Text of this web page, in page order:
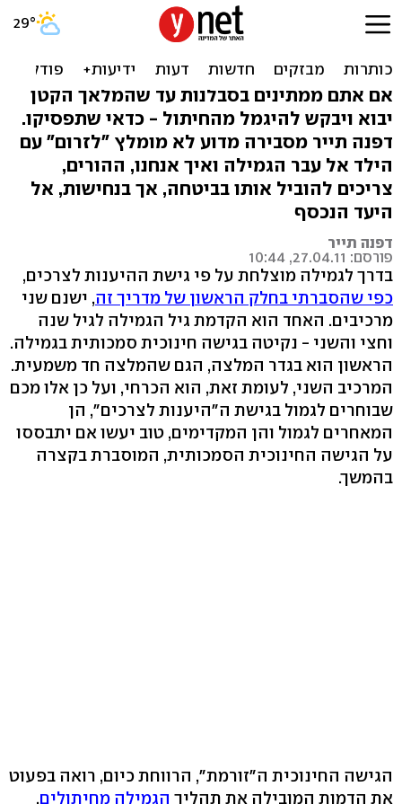
פשוט אומרים די: יוצאים
לדרך הגמילה מחיתולים
אם אתם ממתינים בסבלנות עד שהמלאך הקטן
יבוא ויבקש להיגמל מהחיתול - כדאי שתפסיקו.
דפנה תייר מסבירה מדוע לא מומלץ "לזרום" עם
הילד אל עבר הגמילה ואיך אנחנו, ההורים,
צריכים להוביל אותו בביטחה, אך בנחישות, אל
היעד הנכסף
דפנה תייר
פורסם: 27.04.11, 10:44
בדרך לגמילה מוצלחת על פי גישת ההיענות לצרכים,
כפי שהסברתי בחלק הראשון של מדריך זה, ישנם שני
מרכיבים. האחד הוא הקדמת גיל הגמילה לגיל שנה
וחצי והשני - נקיטה בגישה חינוכית סמכותית בגמילה.
הראשון הוא בגדר המלצה, הגם שהמלצה חד משמעית.
המרכיב השני, לעומת זאת, הוא הכרחי, ועל כן אלו מכם
שבוחרים לגמול בגישת ה"היענות לצרכים", הן
המאחרים לגמול והן המקדימים, טוב יעשו אם יתבססו
על הגישה החינוכית הסמכותית, המוסברת בקצרה
בהמשך.
הגישה החינוכית ה"זורמת", הרווחת כיום, רואה בפעוט
את הדמות המובילה את תהליך הגמילה מחיתולים.